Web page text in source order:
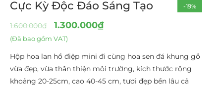
-19%
Cực Kỳ Độc Đáo Sáng Tạo
1.600.000₫ 1.300.000₫
(Đã bao gồm VAT)
Hộp hoa lan hồ điệp mini đi cùng hoa sen đá khung gỗ
vừa đẹp, vừa thân thiện môi trường, kích thước rộng
khoảng 20-25cm, cao 40-45 cm, tươi đẹp bền lâu cả